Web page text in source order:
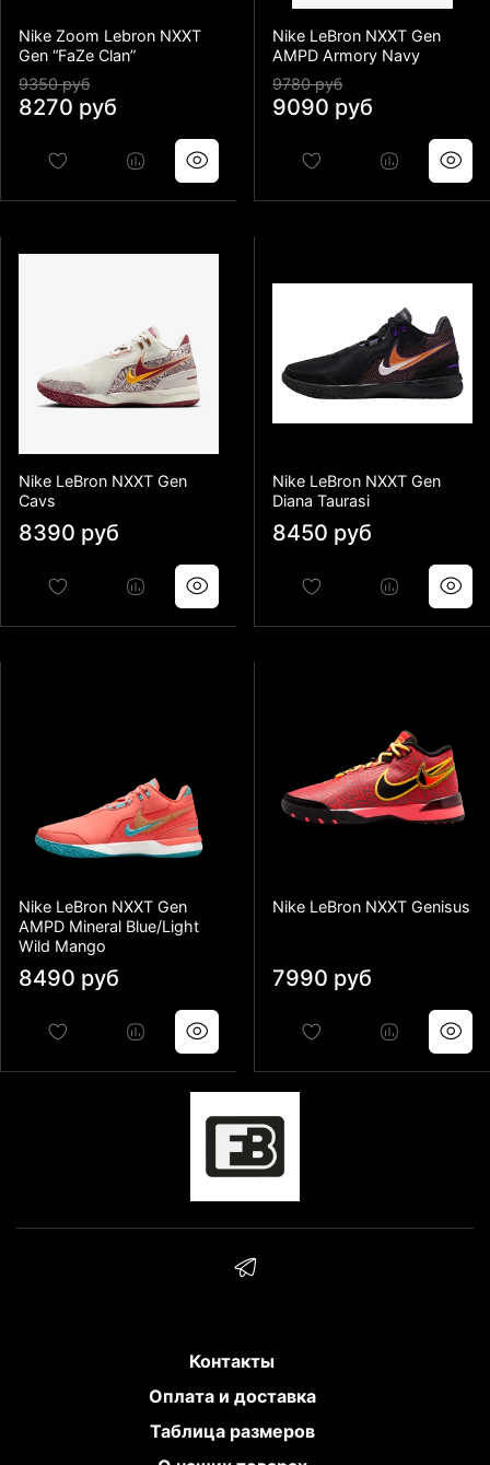
Nike Zoom Lebron NXXT
Gen “FaZe Clan”
9350 руб
8270 руб
Nike LeBron NXXT Gen
AMPD Armory Navy
9780 руб
9090 руб
Nike LeBron NXXT Gen
Cavs
8390 руб
Nike LeBron NXXT Gen
Diana Taurasi
8450 руб
Nike LeBron NXXT Gen
AMPD Mineral Blue/Light
Wild Mango
8490 руб
Nike LeBron NXXT Genisus
7990 руб
Контакты
Оплата и доставка
Таблица размеров